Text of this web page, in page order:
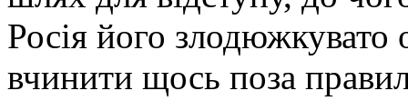
Росія його
вчинити щось поза